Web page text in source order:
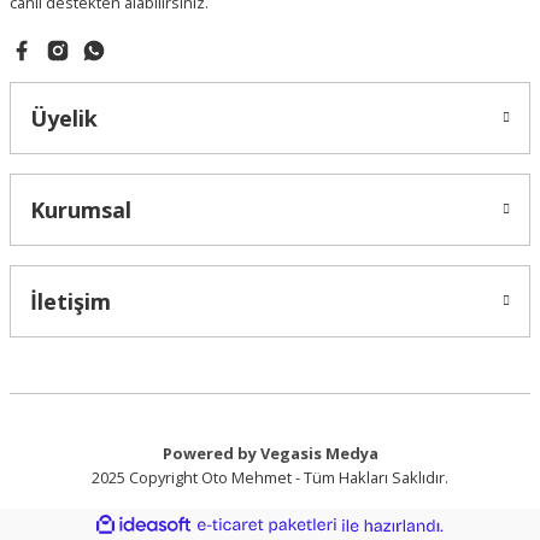
Üyelik
Kurumsal
İletişim
Powered by Vegasis Medya
2025 Copyright Oto Mehmet - Tüm Hakları Saklıdır.
ideasoft
e-